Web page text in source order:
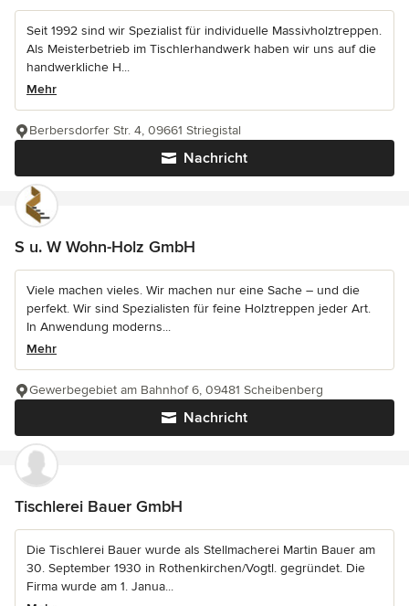
Seit 1992 sind wir Spezialist für individuelle Massivholztreppen.
Als Meisterbetrieb im Tischlerhandwerk haben wir uns auf die
handwerkliche H...
Mehr
Nachricht
Berbersdorfer Str. 4, 09661 Striegistal
S u. W Wohn-Holz GmbH
Viele machen vieles. Wir machen nur eine Sache – und die
perfekt. Wir sind Spezialisten für feine Holztreppen jeder Art.
In Anwendung moderns...
Mehr
Nachricht
Gewerbegebiet am Bahnhof 6, 09481 Scheibenberg
Tischlerei Bauer GmbH
Die Tischlerei Bauer wurde als Stellmacherei Martin Bauer am
30. September 1930 in Rothenkirchen/Vogtl. gegründet. Die
Firma wurde am 1. Janua...